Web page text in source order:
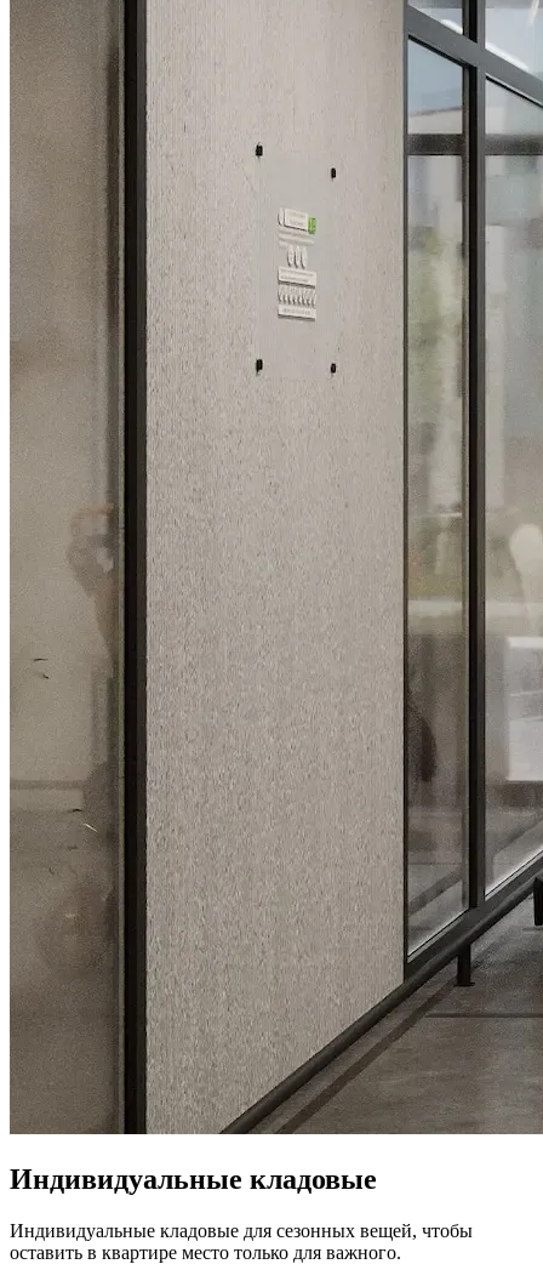
Индивидуальные кладовые
Индивидуальные кладовые для сезонных вещей, чтобы
оставить в квартире место только для важного.